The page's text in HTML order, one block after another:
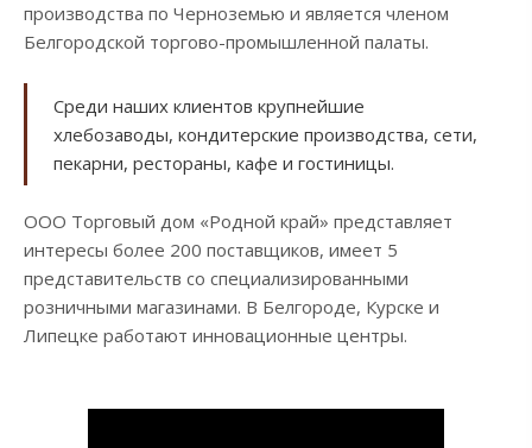
производства по Черноземью и является членом
Белгородской торгово-промышленной палаты.
Среди наших клиентов крупнейшие
хлебозаводы, кондитерские производства, сети,
пекарни, рестораны, кафе и гостиницы.
ООО Торговый дом «Родной край» представляет
интересы более 200 поставщиков, имеет 5
представительств со специализированными
розничными магазинами. В Белгороде, Курске и
Липецке работают инновационные центры.